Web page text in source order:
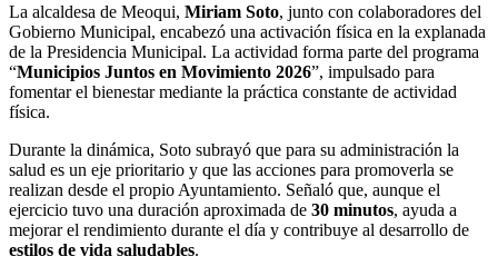
La alcaldesa de Meoqui, Miriam Soto, junto con colaboradores del
Gobierno Municipal, encabezó una activación física en la explanada
de la Presidencia Municipal. La actividad forma parte del programa
“Municipios Juntos en Movimiento 2026”, impulsado para
fomentar el bienestar mediante la práctica constante de actividad
física.
Durante la dinámica, Soto subrayó que para su administración la
salud es un eje prioritario y que las acciones para promoverla se
realizan desde el propio Ayuntamiento. Señaló que, aunque el
ejercicio tuvo una duración aproximada de 30 minutos, ayuda a
mejorar el rendimiento durante el día y contribuye al desarrollo de
estilos de vida saludables.